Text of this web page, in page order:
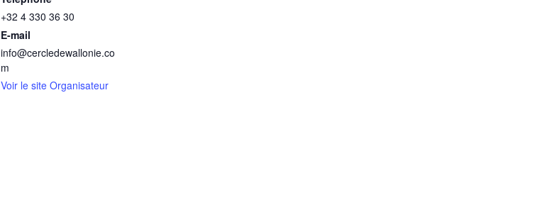
+32 4 330 36 30
E-mail
info@cercledewallonie.co
m
Voir le site Organisateur